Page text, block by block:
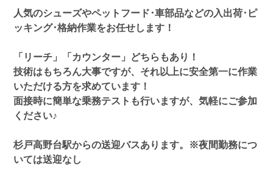
人気のシューズやペットフード･車部品などの入出荷･ピ
ッキング･格納作業をお任せします！
「リーチ」「カウンター」どちらもあり！
技術はもちろん大事ですが、それ以上に安全第一に作業
いただける方を求めています！
面接時に簡単な乗務テストも行いますが、気軽にご参加
ください♪
杉戸高野台駅からの送迎バスあります。※夜間勤務につ
いては送迎なし